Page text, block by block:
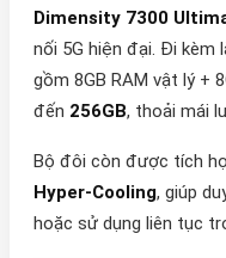
Dimensity 7300
nối 5G hiện đại. Đi kèm
gồm 8GB RAM vật lý +
đến 256GB, thoải mái
Bộ đôi còn được tích
Hyper-Cooling, giúp
hoặc sử dụng liên tục